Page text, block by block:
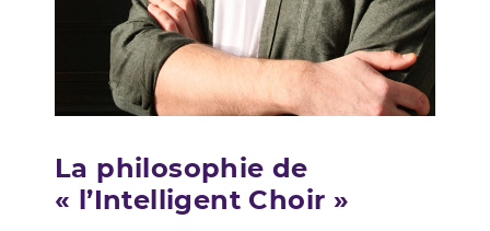
La philosophie de
« l’Intelligent Choir »